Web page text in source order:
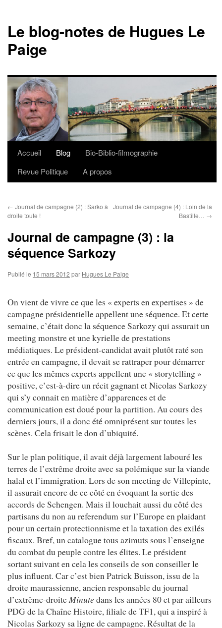
Le blog-notes de Hugues Le
Paige
Aller
Accueil Blog
Bio-Biblio-filmographie
Revue Politique
A propos
← Journal de campagne (2) : Sarko à
droite toute !
Journal de campagne (4) : Loin de la
Bastille… →
Journal de campagne (3) : la
séquence Sarkozy
Publié le 15 mars 2012 par Hugues Le Paige
On vient de vivre ce que les « experts en expertises » de
campagne présidentielle appellent une séquence. Et cette
semaine, c’était donc la séquence Sarkozy qui assurait un
meeting monstre et une kyrielle de prestations
médiatiques. Le président-candidat avait plutôt raté son
entrée en campagne, il devait se rattraper pour démarrer
ce que les mêmes experts appellent une « storytelling »
positive, c’est-à-dire un récit gagnant et Nicolas Sarkozy
qui s’y connait en matière d’apparences et de
communication est doué pour la partition. Au cours des
derniers jours, il a donc été omniprésent sur toutes les
scènes. Cela frisait le don d’ubiquité.
Sur le plan politique, il avait déjà largement labouré les
terres de l’extrême droite avec sa polémique sur la viande
halal et l’immigration. Lors de son meeting de Villepinte,
il assurait encore de ce côté en évoquant la sortie des
accords de Schengen. Mais il louchait aussi du côté des
partisans du non au referendum sur l’Europe en plaidant
pour un certain protectionnisme et la taxation des exilés
fiscaux. Bref, un catalogue tous azimuts sous l’enseigne
du combat du peuple contre les élites. Le président
sortant suivant en cela les conseils de son conseiller le
plus influent. Car c’est bien Patrick Buisson, issu de la
droite maurassienne, ancien responsable du journal
d’extrême-droite Minutedans les années 80 et par ailleurs
PDG de la Chaîne Histoire, filiale de TF1, qui a inspiré à
Nicolas Sarkozy sa ligne de campagne. Résultat de la